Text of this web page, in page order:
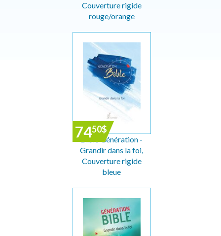
Couverture rigide
rouge/orange
7450$
Bible Génération -
Grandir dans la foi,
Couverture rigide
bleue